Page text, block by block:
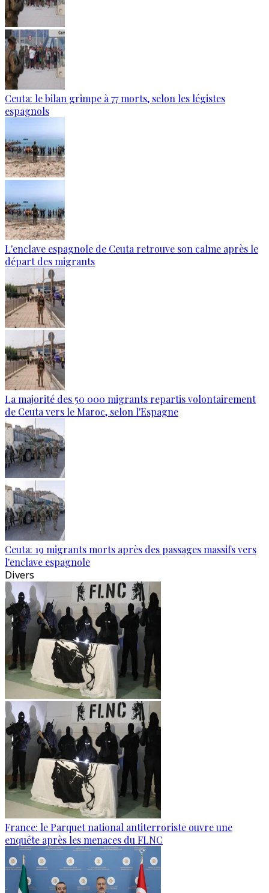
Ceuta: le bilan grimpe à 77 morts, selon les légistes
espagnols
L'enclave espagnole de Ceuta retrouve son calme après le
départ des migrants
La majorité des 50 000 migrants repartis volontairement
de Ceuta vers le Maroc, selon l'Espagne
Ceuta: 19 migrants morts après des passages massifs vers
l'enclave espagnole
Divers
France: le Parquet national antiterroriste ouvre une
enquête après les menaces du FLNC